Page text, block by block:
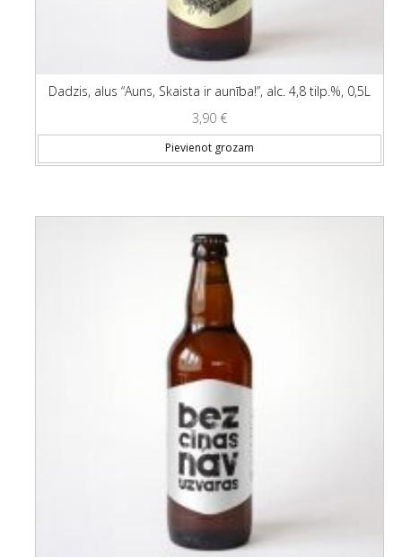
Dadzis, alus “Auns, Skaista ir aunība!”, alc. 4,8 tilp.%, 0,5L
3,90 €
Pievienot grozam